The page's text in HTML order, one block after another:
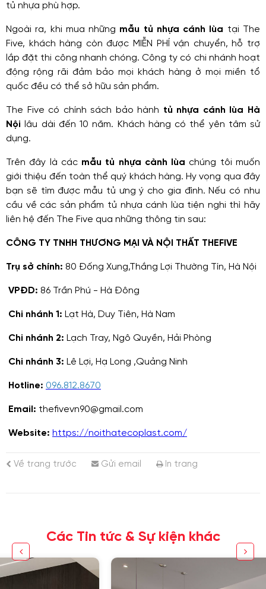
tủ nhựa phù hợp.
Ngoài ra, khi mua những mẫu tủ nhựa cánh lùa tại The
Five, khách hàng còn được MIỄN PHÍ vận chuyển, hỗ trợ
lắp đặt thi công nhanh chóng. Công ty có chi nhánh hoạt
động rộng rãi đảm bảo mọi khách hàng ở mọi miền tổ
quốc đều có thể sở hữu sản phẩm.
The Five có chính sách bảo hành tủ nhựa cánh lùa Hà
Nội lâu dài đến 10 năm. Khách hàng có thể yên tâm sử
dụng.
Trên đây là các mẫu tủ nhựa cành lùa chúng tôi muốn
giới thiệu đến toàn thể quý khách hàng. Hy vọng qua đây
bạn sẽ tìm được mẫu tủ ưng ý cho gia đình. Nếu có nhu
cầu về các sản phẩm tủ nhựa cánh lùa tiện nghi thì hãy
liên hệ đến The Five qua những thông tin sau:
CÔNG TY TNHH THƯƠNG MẠI VÀ NỘI THẤT THEFIVE
Trụ sở chính: 80 Đống Xung,Thắng Lợi Thường Tín, Hà Nội
VPĐD: 86 Trần Phú - Hà Đông
Chi nhánh 1: Lạt Hà, Duy Tiên, Hà Nam
Chi nhánh 2: Lạch Tray, Ngô Quyền, Hải Phòng
Chi nhánh 3: Lê Lợi, Hạ Long ,Quảng Ninh
Hotline: 096.812.8670
Email: thefivevn90@gmail.com
Website: https://noithatecoplast.com/
Về trang trước Gửi email In trang
Các Tin tức & Sự kiện khác